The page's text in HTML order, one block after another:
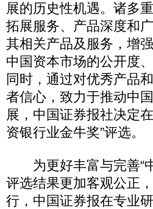
展的历史性机遇。诸多
拓展服务、产品深度和
其相关产品及服务，增
中国资本市场的公开度
同时，通过对优秀产品
者信心，致力于推动中
展，中国证券报社决定
资银行业金牛奖”评选。
为更好丰富与完善“中
评选结果更加客观公正
行，中国证券报在专业